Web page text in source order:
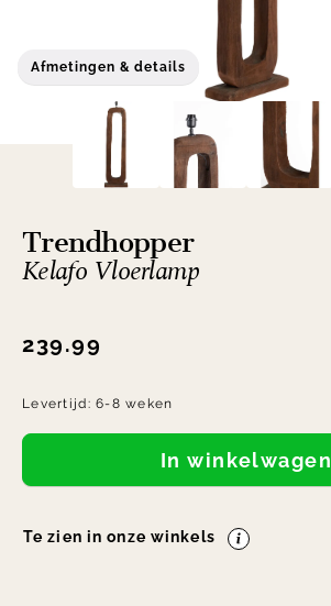
Afmetingen & details
Trendhopper
Kelafo Vloerlamp
239.99
Levertijd:6-8 weken
In winkelwagen
Te zien in onze winkels